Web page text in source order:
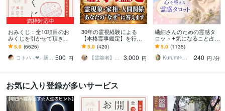
満枠対応中
おみくじ：全10項目のお
みくじを引かせて頂きま
す ㊙あなた様がこの先ど
う進むかの道しるべにな
さってください！
5.0 (6626)
コトハ ⸜❤︎⸝ 新サービス提供開始✨️ 500 円
30年の霊視経験による
【本格霊事鑑定】を行い
ます 霊現象・家相・家
系・先祖・土地・人間関
係・悪縁・因縁・厄払い
5.0 (420)
【霊能者】天晴
3,000 円
繊細さんのための霊感タ
ロット✦気になること占い
ます 不安やモヤモヤを整
理し、あなたの自分軸を
整えます⭐️
5.0 (1135)
Kurumi⭐️精霊占い
240 円 /分
お気に入り登録が多いサービス